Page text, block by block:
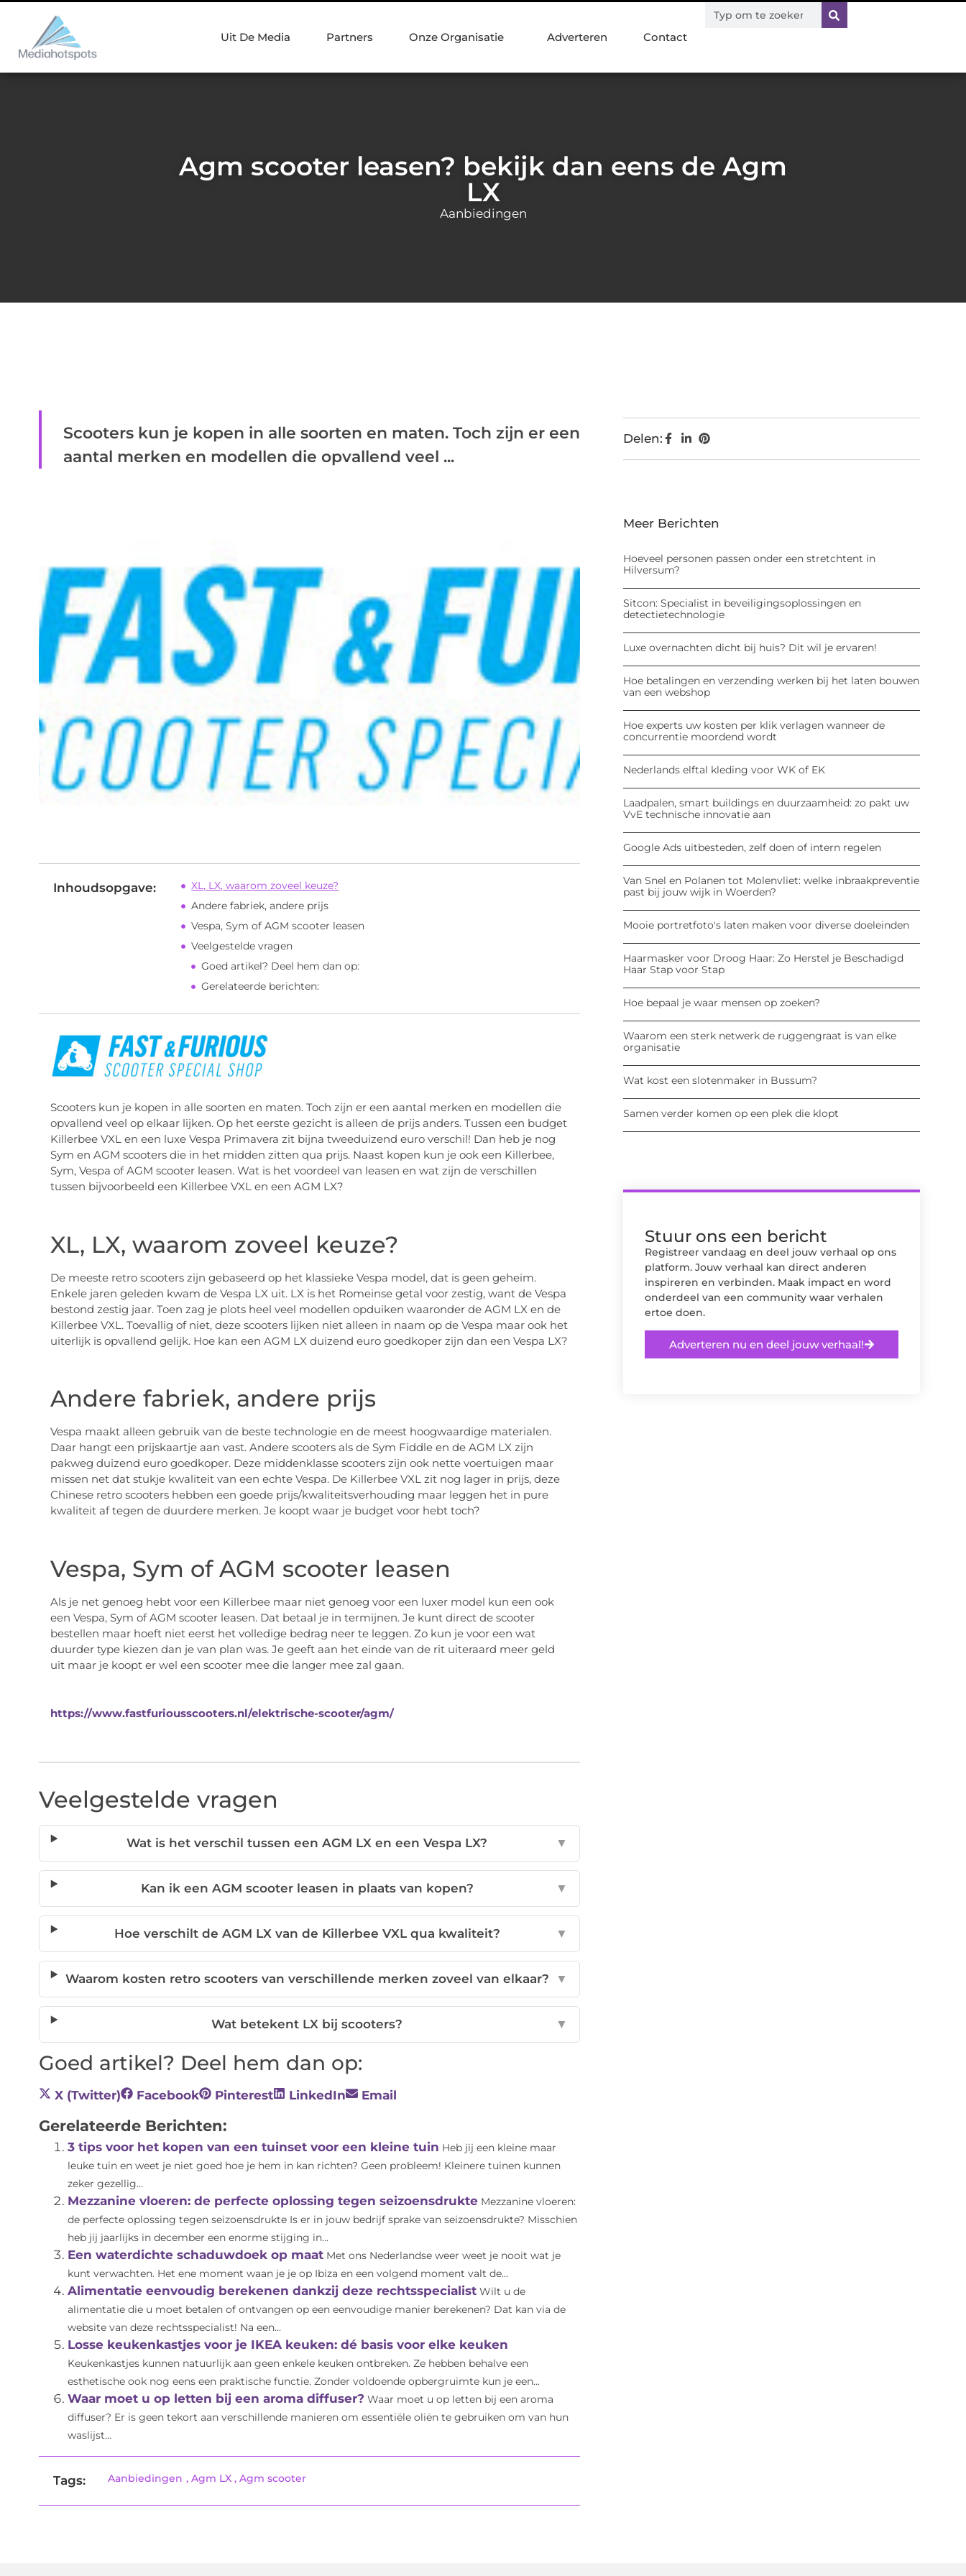
Uit De Media Partners Onze Organisatie Adverteren Contact
Agm scooter leasen? bekijk dan eens de Agm
LX
Aanbiedingen
Scooters kun je kopen in alle soorten en maten. Toch zijn er een
aantal merken en modellen die opvallend veel ...
Inhoudsopgave:
XL, LX, waarom zoveel keuze?
Andere fabriek, andere prijs
Vespa, Sym of AGM scooter leasen
Veelgestelde vragen
Goed artikel? Deel hem dan op:
Gerelateerde berichten:
Scooters kun je kopen in alle soorten en maten. Toch zijn er een aantal merken en modellen die
opvallend veel op elkaar lijken. Op het eerste gezicht is alleen de prijs anders. Tussen een budget
Killerbee VXL en een luxe Vespa Primavera zit bijna tweeduizend euro verschil! Dan heb je nog
Sym en AGM scooters die in het midden zitten qua prijs. Naast kopen kun je ook een Killerbee,
Sym, Vespa of AGM scooter leasen. Wat is het voordeel van leasen en wat zijn de verschillen
tussen bijvoorbeeld een Killerbee VXL en een AGM LX?
XL, LX, waarom zoveel keuze?
De meeste retro scooters zijn gebaseerd op het klassieke Vespa model, dat is geen geheim.
Enkele jaren geleden kwam de Vespa LX uit. LX is het Romeinse getal voor zestig, want de Vespa
bestond zestig jaar. Toen zag je plots heel veel modellen opduiken waaronder de AGM LX en de
Killerbee VXL. Toevallig of niet, deze scooters lijken niet alleen in naam op de Vespa maar ook het
uiterlijk is opvallend gelijk. Hoe kan een AGM LX duizend euro goedkoper zijn dan een Vespa LX?
Andere fabriek, andere prijs
Vespa maakt alleen gebruik van de beste technologie en de meest hoogwaardige materialen.
Daar hangt een prijskaartje aan vast. Andere scooters als de Sym Fiddle en de AGM LX zijn
pakweg duizend euro goedkoper. Deze middenklasse scooters zijn ook nette voertuigen maar
missen net dat stukje kwaliteit van een echte Vespa. De Killerbee VXL zit nog lager in prijs, deze
Chinese retro scooters hebben een goede prijs/kwaliteitsverhouding maar leggen het in pure
kwaliteit af tegen de duurdere merken. Je koopt waar je budget voor hebt toch?
Vespa, Sym of AGM scooter leasen
Als je net genoeg hebt voor een Killerbee maar niet genoeg voor een luxer model kun een ook
een Vespa, Sym of AGM scooter leasen. Dat betaal je in termijnen. Je kunt direct de scooter
bestellen maar hoeft niet eerst het volledige bedrag neer te leggen. Zo kun je voor een wat
duurder type kiezen dan je van plan was. Je geeft aan het einde van de rit uiteraard meer geld
uit maar je koopt er wel een scooter mee die langer mee zal gaan.
https://www.fastfuriousscooters.nl/elektrische-scooter/agm/
Veelgestelde vragen
Wat is het verschil tussen een AGM LX en een Vespa LX? ▼
Kan ik een AGM scooter leasen in plaats van kopen? ▼
Hoe verschilt de AGM LX van de Killerbee VXL qua kwaliteit? ▼
Waarom kosten retro scooters van verschillende merken zoveel van elkaar? ▼
Wat betekent LX bij scooters? ▼
Goed artikel? Deel hem dan op:
X (Twitter) Facebook Pinterest LinkedIn Email
Gerelateerde Berichten:
3 tips voor het kopen van een tuinset voor een kleine tuin Heb jij een kleine maar
leuke tuin en weet je niet goed hoe je hem in kan richten? Geen probleem! Kleinere tuinen kunnen
zeker gezellig...
Mezzanine vloeren: de perfecte oplossing tegen seizoensdrukte Mezzanine vloeren:
de perfecte oplossing tegen seizoensdrukte Is er in jouw bedrijf sprake van seizoensdrukte? Misschien
heb jij jaarlijks in december een enorme stijging in...
Een waterdichte schaduwdoek op maat Met ons Nederlandse weer weet je nooit wat je
kunt verwachten. Het ene moment waan je je op Ibiza en een volgend moment valt de...
Alimentatie eenvoudig berekenen dankzij deze rechtsspecialist Wilt u de
alimentatie die u moet betalen of ontvangen op een eenvoudige manier berekenen? Dat kan via de
website van deze rechtsspecialist! Na een...
Losse keukenkastjes voor je IKEA keuken: dé basis voor elke keuken
Keukenkastjes kunnen natuurlijk aan geen enkele keuken ontbreken. Ze hebben behalve een
esthetische ook nog eens een praktische functie. Zonder voldoende opbergruimte kun je een...
Waar moet u op letten bij een aroma diffuser? Waar moet u op letten bij een aroma
diffuser? Er is geen tekort aan verschillende manieren om essentiële oliën te gebruiken om van hun
waslijst...
Tags: Aanbiedingen ,Agm LX ,Agm scooter
Delen:
Meer Berichten
Hoeveel personen passen onder een stretchtent in
Hilversum?
Sitcon: Specialist in beveiligingsoplossingen en
detectietechnologie
Luxe overnachten dicht bij huis? Dit wil je ervaren!
Hoe betalingen en verzending werken bij het laten bouwen
van een webshop
Hoe experts uw kosten per klik verlagen wanneer de
concurrentie moordend wordt
Nederlands elftal kleding voor WK of EK
Laadpalen, smart buildings en duurzaamheid: zo pakt uw
VvE technische innovatie aan
Google Ads uitbesteden, zelf doen of intern regelen
Van Snel en Polanen tot Molenvliet: welke inbraakpreventie
past bij jouw wijk in Woerden?
Mooie portretfoto's laten maken voor diverse doeleinden
Haarmasker voor Droog Haar: Zo Herstel je Beschadigd
Haar Stap voor Stap
Hoe bepaal je waar mensen op zoeken?
Waarom een sterk netwerk de ruggengraat is van elke
organisatie
Wat kost een slotenmaker in Bussum?
Samen verder komen op een plek die klopt
Stuur ons een bericht
Registreer vandaag en deel jouw verhaal op ons
platform. Jouw verhaal kan direct anderen
inspireren en verbinden. Maak impact en word
onderdeel van een community waar verhalen
ertoe doen.
Adverteren nu en deel jouw verhaal!